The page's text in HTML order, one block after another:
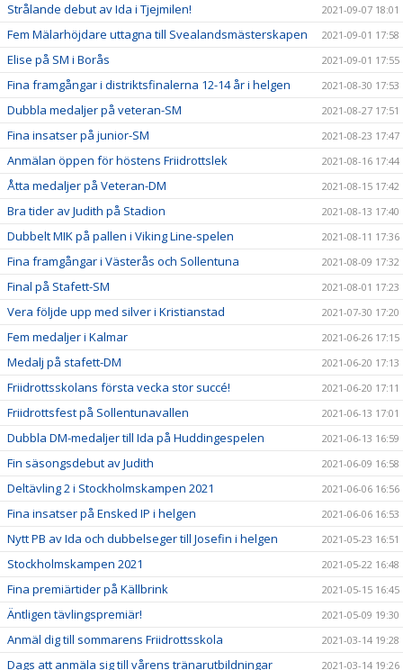
Strålande debut av Ida i Tjejmilen! 2021-09-07 18:01
Fem Mälarhöjdare uttagna till Svealandsmästerskapen 2021-09-01 17:58
Elise på SM i Borås 2021-09-01 17:55
Fina framgångar i distriktsfinalerna 12-14 år i helgen 2021-08-30 17:53
Dubbla medaljer på veteran-SM 2021-08-27 17:51
Fina insatser på junior-SM 2021-08-23 17:47
Anmälan öppen för höstens Friidrottslek 2021-08-16 17:44
Åtta medaljer på Veteran-DM 2021-08-15 17:42
Bra tider av Judith på Stadion 2021-08-13 17:40
Dubbelt MIK på pallen i Viking Line-spelen 2021-08-11 17:36
Fina framgångar i Västerås och Sollentuna 2021-08-09 17:32
Final på Stafett-SM 2021-08-01 17:23
Vera följde upp med silver i Kristianstad 2021-07-30 17:20
Fem medaljer i Kalmar 2021-06-26 17:15
Medalj på stafett-DM 2021-06-20 17:13
Friidrottsskolans första vecka stor succé! 2021-06-20 17:11
Friidrottsfest på Sollentunavallen 2021-06-13 17:01
Dubbla DM-medaljer till Ida på Huddingespelen 2021-06-13 16:59
Fin säsongsdebut av Judith 2021-06-09 16:58
Deltävling 2 i Stockholmskampen 2021 2021-06-06 16:56
Fina insatser på Ensked IP i helgen 2021-06-06 16:53
Nytt PB av Ida och dubbelseger till Josefin i helgen 2021-05-23 16:51
Stockholmskampen 2021 2021-05-22 16:48
Fina premiärtider på Källbrink 2021-05-15 16:45
Äntligen tävlingspremiär! 2021-05-09 19:30
Anmäl dig till sommarens Friidrottsskola 2021-03-14 19:28
Dags att anmäla sig till vårens tränarutbildningar 2021-03-14 19:26